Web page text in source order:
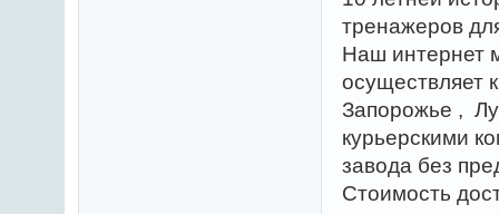
тренажеров
Наш интернет
осуществляет
Запорожье ,
курьерскими
завода без
Стоимость